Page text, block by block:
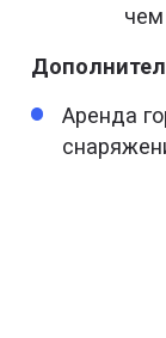
Аренда